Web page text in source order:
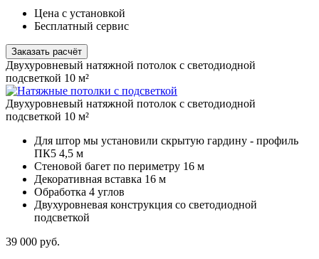
Цена с установкой
Бесплатный сервис
Заказать расчёт
Двухуровневый натяжной потолок с светодиодной
подсветкой 10 м²
Двухуровневый натяжной потолок с светодиодной
подсветкой 10 м²
Для штор мы установили скрытую гардину - профиль
ПК5 4,5 м
Стеновой багет по периметру 16 м
Декоративная вставка 16 м
Обработка 4 углов
Двухуровневая конструкция со светодиодной
подсветкой
39 000 руб.